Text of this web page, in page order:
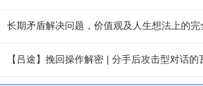
长期矛盾解决问题，价值观及人生想法上的完
【吕途】挽回操作解密 | 分手后攻击型对话的